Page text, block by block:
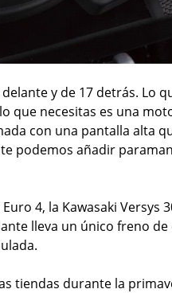
y de 17 detrás. Lo
que necesitas es una
con una pantalla alta
podemos añadir
4, la Kawasaki Versys
lleva un único freno
tiendas durante la